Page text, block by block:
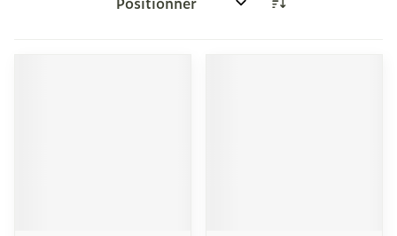
Trier par: